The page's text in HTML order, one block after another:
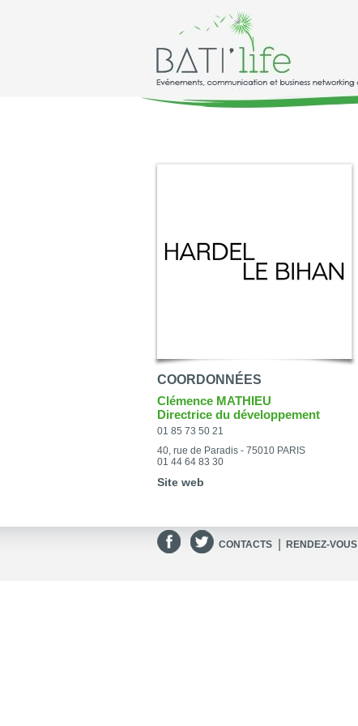
COORDONNÉES
Clémence MATHIEU
Directrice du développement
01 85 73 50 21
40, rue de Paradis - 75010 PARIS
01 44 64 83 30
Site web
CONTACTS RENDEZ-VOUS